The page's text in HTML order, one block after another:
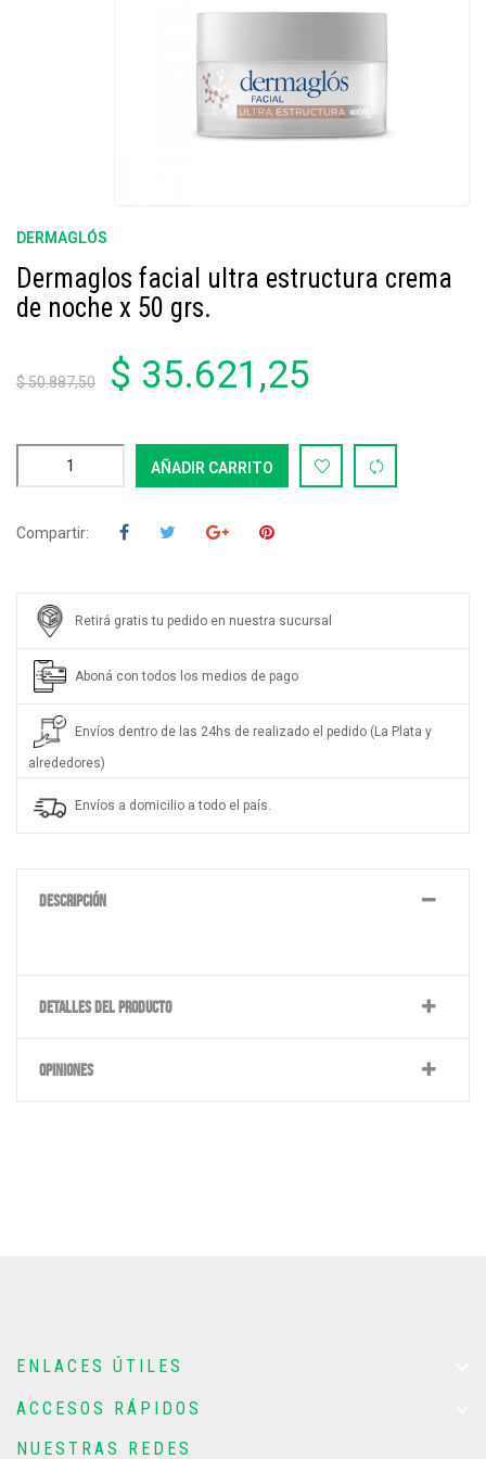
DERMAGLÓS
Dermaglos facial ultra estructura crema
de noche x 50 grs.
$ 50.887,50 $ 35.621,25
AÑADIR CARRITO
Compartir:
Retirá gratis tu pedido en nuestra sucursal
Aboná con todos los medios de pago
Envíos dentro de las 24hs de realizado el pedido (La Plata y
alrededores)
Envíos a domicilio a todo el país.
DESCRIPCIÓN
DETALLES DEL PRODUCTO
OPINIONES
ENLACES ÚTILES
ACCESOS RÁPIDOS
NUESTRAS REDES